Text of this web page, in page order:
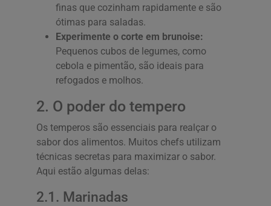
finas que cozinham rapidamente e são
ótimas para saladas.
Experimente o corte em brunoise:
Pequenos cubos de legumes, como
cebola e pimentão, são ideais para
refogados e molhos.
2. O poder do tempero
Os temperos são essenciais para realçar o
sabor dos alimentos. Muitos chefs utilizam
técnicas secretas para maximizar o sabor.
Aqui estão algumas delas:
2.1. Marinadas